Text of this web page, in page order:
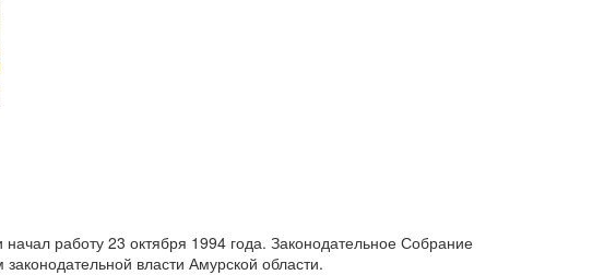
работу 23 октября 1994 года. Законодательное Собрание
власти Амурской области.